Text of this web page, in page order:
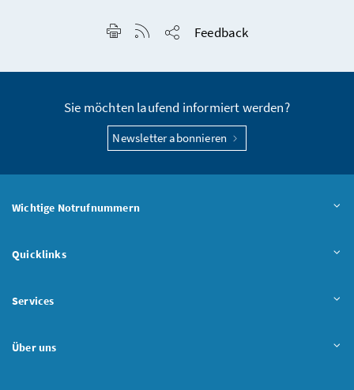
Seite drucken
RSS-Feed anzeigen
Feedback
Sie möchten laufend informiert werden?
Newsletter abonnieren
Wichtige Notrufnummern
Quicklinks
Services
Über uns